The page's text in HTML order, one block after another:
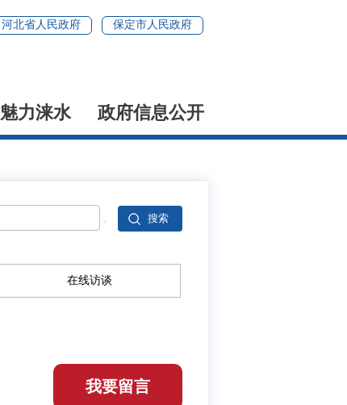
河北省人民政府 保定市人民政府
魅力涞水 政府信息公开
在线访谈
我要留言